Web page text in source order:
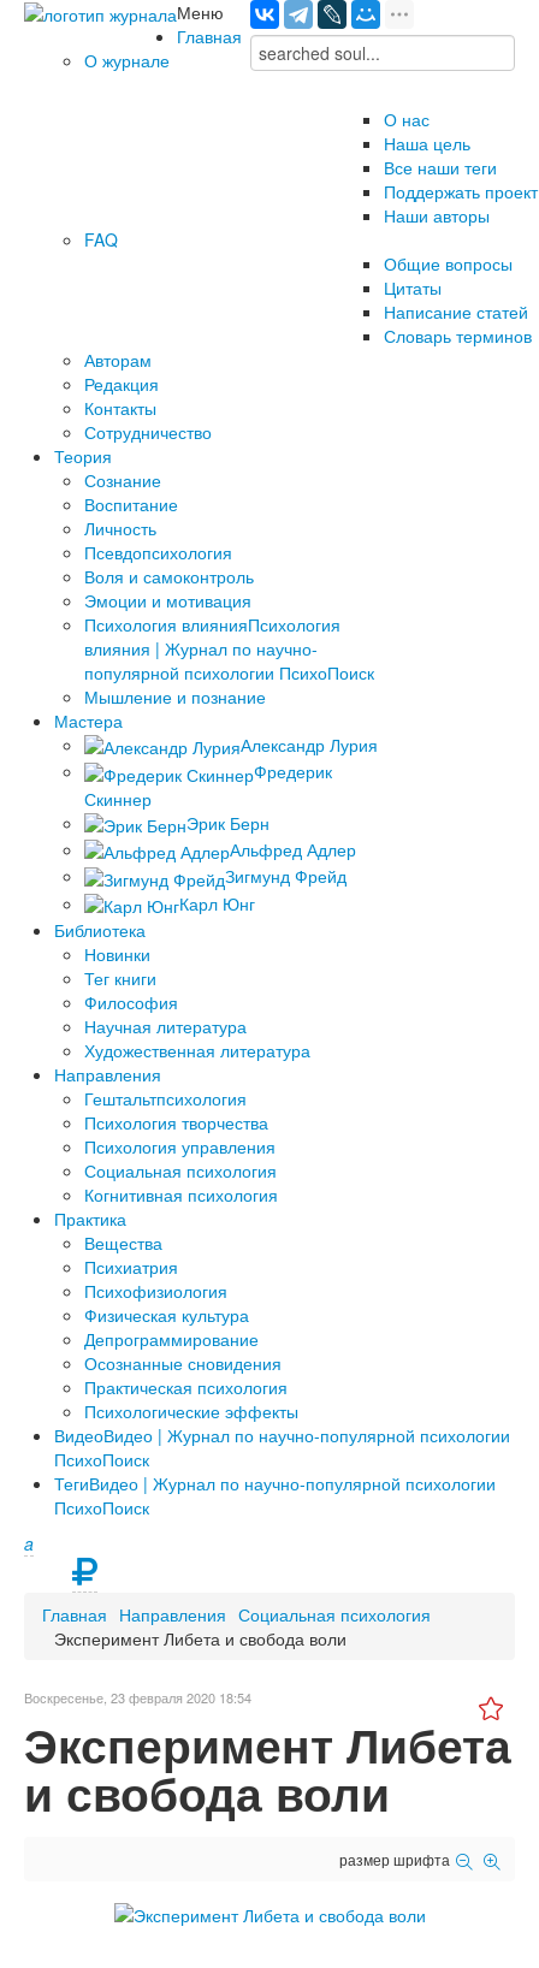
Меню
Главная
О журнале
О нас
Наша цель
Все наши теги
Поддержать проект
Наши авторы
FAQ
Общие вопросы
Цитаты
Написание статей
Словарь терминов
Авторам
Редакция
­Контакты
Сотрудничество
Теория
Сознание
Воспитание
Личность
Псевдопсихология
Воля и самоконтроль
Эмоции и мотивация
Психология влиянияПсихология
влияния | Журнал по научно-
популярной психологии ПсихоПоиск
Мышление и познание
Мастера
Александр Лурия
Фредерик
Скиннер
Эрик Берн
Альфред Адлер
Зигмунд Фрейд
Карл Юнг
Библиотека
Новинки
Тег книги
Философия
Научная литература
Художественная литература
Направления
Гештальтпсихология
Психология творчества
Психология управления
Социальная психология
Когнитивная психология
Практика
Вещества
Психиатрия
Психофизиология
Физическая культура
Депрограммирование
Осознанные сновидения
Практическая психология
Психологические эффекты
ВидеоВидео | Журнал по научно-популярной психологии
ПсихоПоиск
ТегиВидео | Журнал по научно-популярной психологии
ПсихоПоиск
a
Главная Направления Социальная психология
Эксперимент Либета и свобода воли
Воскресенье, 23 февраля 2020 18:54
Эксперимент Либета
и свобода воли
размер шрифта